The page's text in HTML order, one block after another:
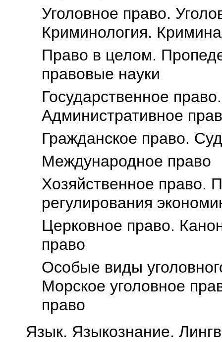
Уголовное право.
Криминология.
Право в целом.
правовые науки
Государственное
Административное
Гражданское право.
Международное право
Хозяйственное право.
регулирования
Церковное право.
право
Особые виды
Морское уголовное
право
Язык. Языкознание.